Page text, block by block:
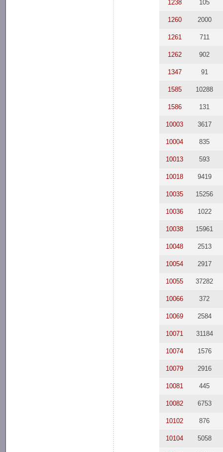
1238 105
1260 2000
1261 711
1262 902
1347 91
1585 10288
1586 131
10003 3617
10004 835
10013 593
10018 9419
10035 15256
10036 1022
10038 15961
10048 2513
10054 2917
10055 37282
10066 372
10069 2584
10071 31184
10074 1576
10079 2916
10081 445
10082 6753
10102 876
10104 5058